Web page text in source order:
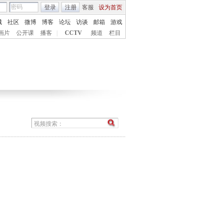
客服 设为首页
登录 注册
社区 微博 博客 论坛 访谈 邮箱
游戏
片
公开课 播客 CCTV 频道 栏目